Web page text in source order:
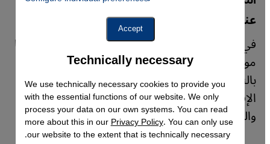
عندما يصعب تسمية العنصرية
في ألمانيا، قد يكون التمييز خفيًا لدرجة يصعب معها
مواجهتها أو إثباتها، لكن من المستحيل نسيانها.
بالنسبة للعديد من المهاجرين، لا تتسم تجارب
الإقصاء بالعداء الصريح، بل بالصمت والتلميحات
والتعليقات العابرة.
Technically necessary
We use technically necessary cookies to provide you
with the essential functions of our website. We only
process your data on our own systems. You can read
more about this in ourPrivacy Policy. You can only use
our website to the extent that is technically necessary.
Instagram Embed, Twitter Embed, Youtube Embed
Google Maps Embed
Accept